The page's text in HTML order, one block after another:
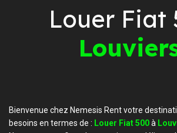
Louer Fiat
Bienvenue chez Nemesis Rent votre
besoins en termes de : Louer Fiat 500à